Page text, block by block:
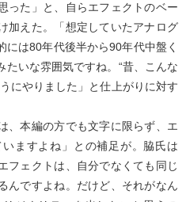
った」と、自らエフェクトのベー
加えた。「想定していたアナログ
は80年代後半から90年代中盤く
たいな雰囲気ですね。“昔、こんな
にやりました」と仕上がりに対す
、本編の方でも文字に限らず、エ
ますよね」との補足が。脇氏は
フェクトは、自分でなくても同じ
んですよね。だけど、それがなん